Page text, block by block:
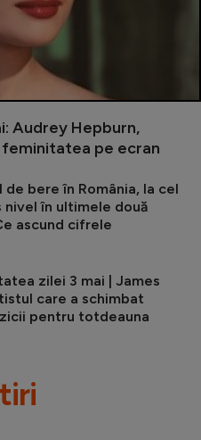
Audrey Hepburn,
pe ecran
de bere în România, la cel
nivel în ultimele două
ascund cifrele
zilei 3 mai | James
care a schimbat
pentru totdeauna